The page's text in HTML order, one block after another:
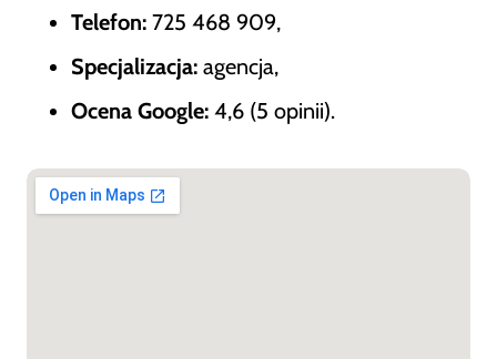
Telefon: 725 468 909,
Specjalizacja: agencja,
Ocena Google: 4,6 (5 opinii).